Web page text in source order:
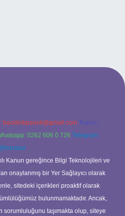
backlinkpaneli@gmail.com Teams:
0262 606 0 726 Telegram:
@karabul
Kanun gereğince Bilgi Teknolojileri ve
onaylanmış bir Yer Sağlayıcı olarak
sitedeki içerikleri proaktif olarak
bulunmamaktadır. Ancak,
sorumluluğunu taşımakta olup, siteye